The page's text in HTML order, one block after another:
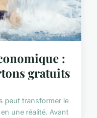
:
gratuits
peut transformer le
une réalité. Avant